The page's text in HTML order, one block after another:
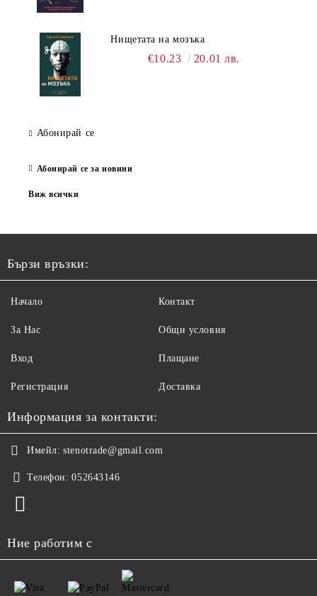
Нищетата на мозъка
€10.23 20.01 лв.
Абонирай се
Абонирай се за новини
Виж всички
Бързи връзки:
Начало
За Нас
Вход
Регистрация
Контакт
Общи условия
Плащане
Доставка
Информация за контакти:
Имейл: stenotrade@gmail.com
Телефон: 052643146
Ние работим с